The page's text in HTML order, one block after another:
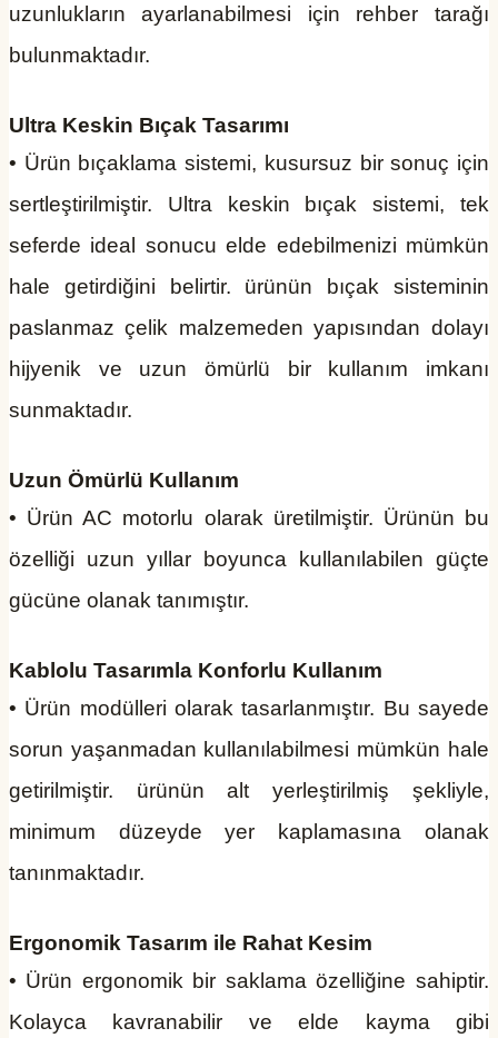
uzunlukların ayarlanabilmesi için rehber tarağı
bulunmaktadır.
Ultra Keskin Bıçak Tasarımı
• Ürün bıçaklama sistemi, kusursuz bir sonuç için
sertleştirilmiştir. Ultra keskin bıçak sistemi, tek
seferde ideal sonucu elde edebilmenizi mümkün
hale getirdiğini belirtir. ürünün bıçak sisteminin
paslanmaz çelik malzemeden yapısından dolayı
hijyenik ve uzun ömürlü bir kullanım imkanı
sunmaktadır.
Uzun Ömürlü Kullanım
• Ürün AC motorlu olarak üretilmiştir. Ürünün bu
özelliği uzun yıllar boyunca kullanılabilen güçte
gücüne olanak tanımıştır.
Kablolu Tasarımla Konforlu Kullanım
• Ürün modülleri olarak tasarlanmıştır. Bu sayede
sorun yaşanmadan kullanılabilmesi mümkün hale
getirilmiştir. ürünün alt yerleştirilmiş şekliyle,
minimum düzeyde yer kaplamasına olanak
tanınmaktadır.
Ergonomik Tasarım ile Rahat Kesim
• Ürün ergonomik bir saklama özelliğine sahiptir.
Kolayca kavranabilir ve elde kayma gibi